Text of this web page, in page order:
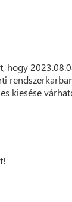
hogy
kiesése